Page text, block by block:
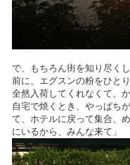
で、もちろん街を知り尽く
前に、エグスンの粉をひ
全然入荷してくれなくて
自宅で焼くとき、やっ
て、ホテルに戻って集合、
にいるから、みんな来て」